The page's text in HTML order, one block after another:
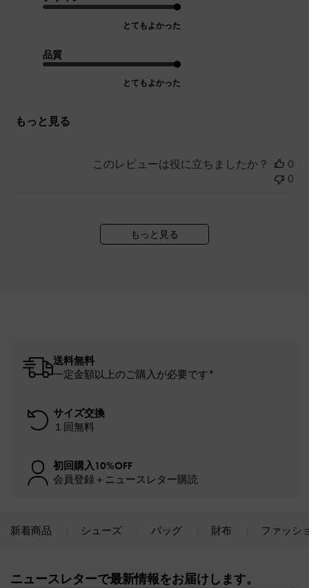
とてもよかった
品質
とてもよかった
もっと見る
このレビューは役に立ちましたか？
0
0
もっと見る
送料無料
一定金額以上のご購入が必要です*
サイズ交換
１回無料
初回購入10%OFF
会員登録＋ニュースレター購読
新着商品 シューズ バッグ 財布 ファッシ
ニュースレターで最新情報をお届けします。​